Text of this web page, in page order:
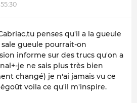
penses qu'il a la gueule
gueule pourrait-on
informe sur des trucs qu'on a
je ne sais plus très bien
changé) je n'ai jamais vu ce
voila ce qu'il m'inspire.